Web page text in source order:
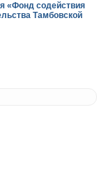
«Фонд содействия
Тамбовской